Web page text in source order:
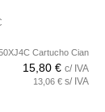
Cartucho Cian
15,80 € c/ IVA
13,06 € s/ IVA